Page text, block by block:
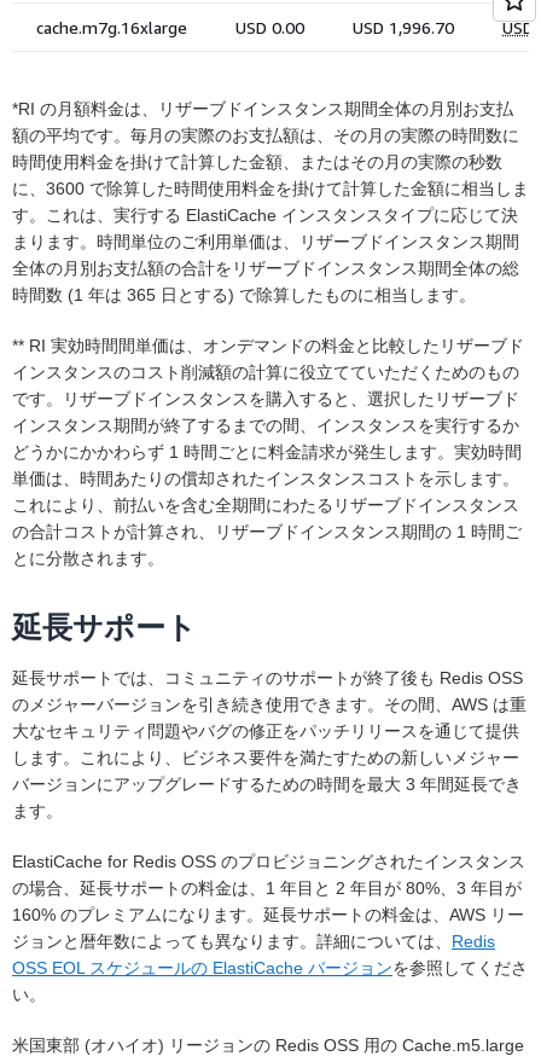
*RI の月額料金は、リザーブドインスタンス期間全体の月別お支払
額の平均です。毎月の実際のお支払額は、その月の実際の時間数に
時間使用料金を掛けて計算した金額、またはその月の実際の秒数
に、3600 で除算した時間使用料金を掛けて計算した金額に相当しま
す。これは、実行する ElastiCache インスタンスタイプに応じて決
まります。時間単位のご利用単価は、リザーブドインスタンス期間
全体の月別お支払額の合計をリザーブドインスタンス期間全体の総
時間数 (1 年は 365 日とする) で除算したものに相当します。
** RI 実効時間間単価は、オンデマンドの料金と比較したリザーブド
インスタンスのコスト削減額の計算に役立てていただくためのもの
です。リザーブドインスタンスを購入すると、選択したリザーブド
インスタンス期間が終了するまでの間、インスタンスを実行するか
どうかにかかわらず 1 時間ごとに料金請求が発生します。実効時間
単価は、時間あたりの償却されたインスタンスコストを示します。
これにより、前払いを含む全期間にわたるリザーブドインスタンス
の合計コストが計算され、リザーブドインスタンス期間の 1 時間ご
とに分散されます。
延長サポート
延長サポートでは、コミュニティのサポートが終了後も Redis OSS
のメジャーバージョンを引き続き使用できます。その間、AWS は重
大なセキュリティ問題やバグの修正をパッチリリースを通じて提供
します。これにより、ビジネス要件を満たすための新しいメジャー
バージョンにアップグレードするための時間を最大 3 年間延長でき
ます。
ElastiCache for Redis OSS のプロビジョニングされたインスタンス
の場合、延長サポートの料金は、1 年目と 2 年目が 80%、3 年目が
160% のプレミアムになります。延長サポートの料金は、AWS リー
ジョンと暦年数によっても異なります。詳細については、 Redis
OSS EOL スケジュールの ElastiCache バージョンを参照してくださ
い。
米国東部 (オハイオ) リージョンの Redis OSS 用の Cache.m5.large